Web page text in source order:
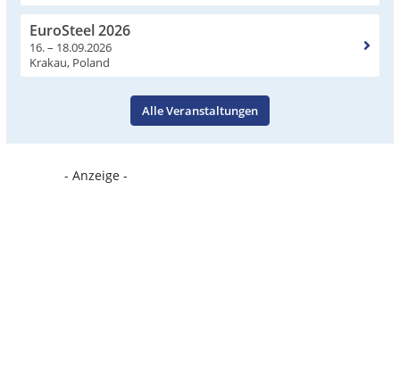
EuroSteel 2026
16. – 18.09.2026
Krakau, Poland
Alle Veranstaltungen
- Anzeige -